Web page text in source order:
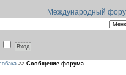
Международный
>> Сообщение форума